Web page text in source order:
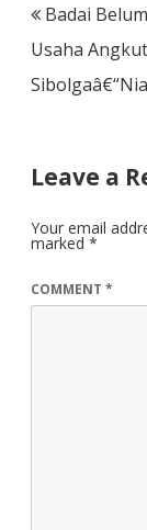
Post
navigation
Badai
Usaha
Leave a
Your email
marked *
COMMENT *